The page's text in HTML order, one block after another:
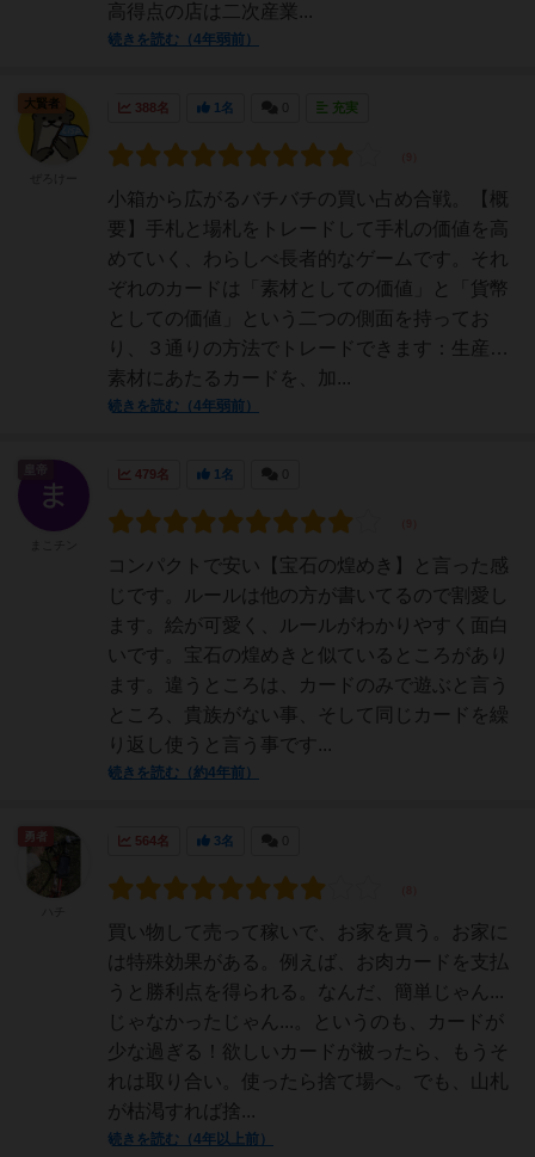
高得点の店は二次産業...
続きを読む（4年弱前）
388名 1名 充実
小箱から広がるバチバチの買い占め合戦。【概
要】手札と場札をトレードして手札の価値を高
めていく、わらしべ長者的なゲームです。それ
ぞれのカードは「素材としての価値」と「貨幣
としての価値」という二つの側面を持ってお
り、３通りの方法でトレードできます：生産…
素材にあたるカードを、加...
続きを読む（4年弱前）
大賢者
479名 1名
コンパクトで安い【宝石の煌めき】と言った感
じです。ルールは他の方が書いてるので割愛し
ます。絵が可愛く、ルールがわかりやすく面白
いです。宝石の煌めきと似ているところがあり
ます。違うところは、カードのみで遊ぶと言う
ところ、貴族がない事、そして同じカードを繰
り返し使うと言う事です...
続きを読む（約4年前）
皇帝
564名 3名
買い物して売って稼いで、お家を買う。お家に
は特殊効果がある。例えば、お肉カードを支払
うと勝利点を得られる。なんだ、簡単じゃん...
じゃなかったじゃん...。というのも、カードが
少な過ぎる！欲しいカードが被ったら、もうそ
れは取り合い。使ったら捨て場へ。でも、山札
が枯渇すれば捨...
続きを読む（4年以上前）
勇者